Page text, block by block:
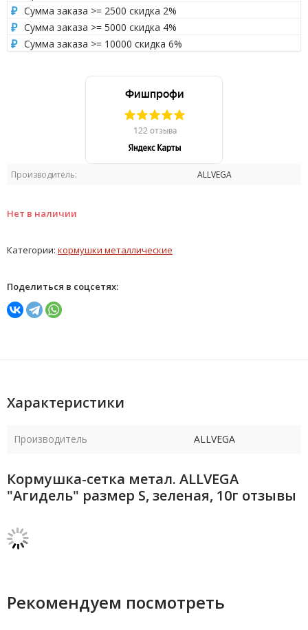
Производитель: ALLVEGA
Нет в наличии
Сумма заказа >= 2500 скидка 2%
Сумма заказа >= 5000 скидка 4%
Сумма заказа >= 10000 скидка 6%
Категории: кормушки металлические
Поделиться в соцсетях:
Характеристики
Производитель ALLVEGA
Кормушка-сетка метал. ALLVEGA
"Агидель" размер S, зеленая, 10г отзывы
Рекомендуем посмотреть